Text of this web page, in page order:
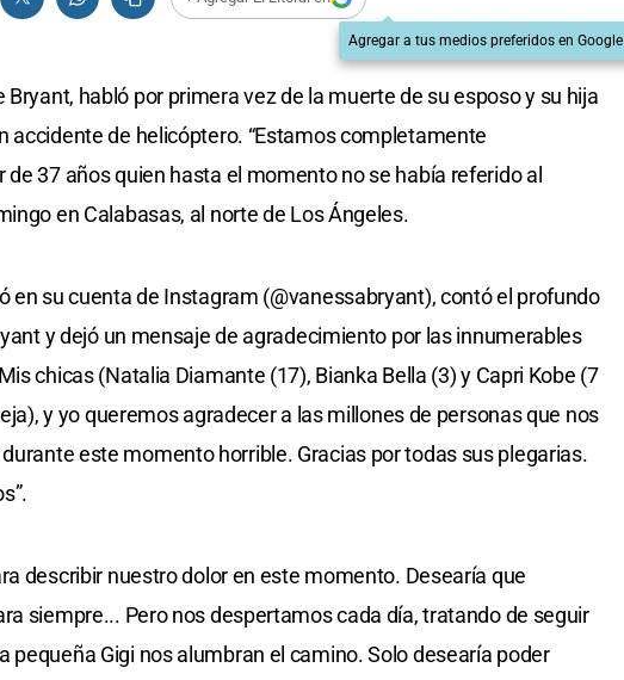
Agregar a tus medios preferidos en Google
habló por primera vez de la muerte de su esposo y su hija
accidente de helicóptero. “Estamos completamente
37 años quien hasta el momento no se había referido al
en Calabasas, al norte de Los Ángeles.
en su cuenta de Instagram (@vanessabryant), contó el profundo
y dejó un mensaje de agradecimiento por las innumerables
chicas (Natalia Diamante (17), Bianka Bella (3) y Capri Kobe (7
y yo queremos agradecer a las millones de personas que nos
este momento horrible. Gracias por todas sus plegarias.
describir nuestro dolor en este momento. Desearía que
siempre... Pero nos despertamos cada día, tratando de seguir
pequeña Gigi nos alumbran el camino. Solo desearía poder